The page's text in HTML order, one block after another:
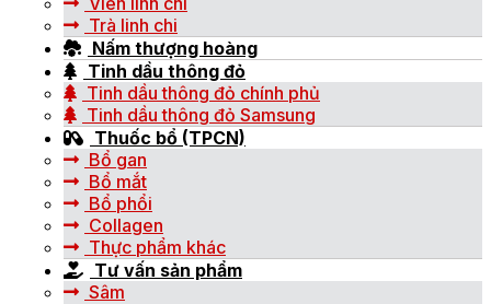
Trà linh chi
Nấm thượng hoàng
Tinh dầu thông đỏ
Tinh dầu thông đỏ chính phủ
Tinh dầu thông đỏ Samsung
Thuốc bổ (TPCN)
Bổ gan
Bổ mắt
Bổ phổi
Collagen
Thực phẩm khác
Tư vấn sản phẩm
Sâm